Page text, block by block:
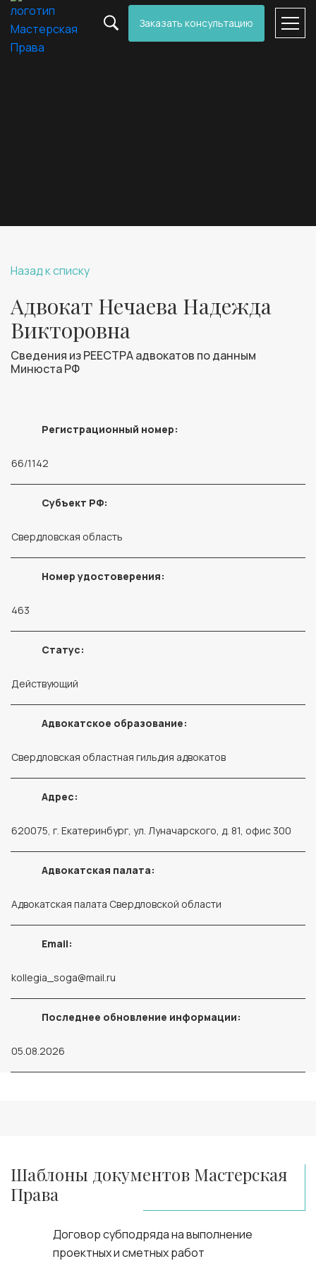
Заказать консультацию
Назад к списку
Адвокат Нечаева Надежда
Викторовна
Сведения из РЕЕСТРА адвокатов по данным
Минюста РФ
Регистрационный номер:
66/1142
Субъект РФ:
Свердловская область
Номер удостоверения:
463
Статус:
Действующий
Адвокатское образование:
Свердловская областная гильдия адвокатов
Адрес:
620075, г. Екатеринбург, ул. Луначарского, д. 81, офис 300
Адвокатская палата:
Адвокатская палата Свердловской области
Email:
kollegia_soga@mail.ru
Последнее обновление информации:
05.08.2026
Шаблоны документов Мастерская
Права
Договор субподряда на выполнение
проектных и сметных работ